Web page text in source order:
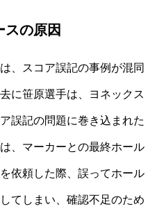
スの原因
、スコア誤記の事例が混同
に笹原選手は、ヨネックス
誤記の問題に巻き込まれた
、マーカーとの最終ホール
依頼した際、誤ってホール
てしまい、確認不足のため